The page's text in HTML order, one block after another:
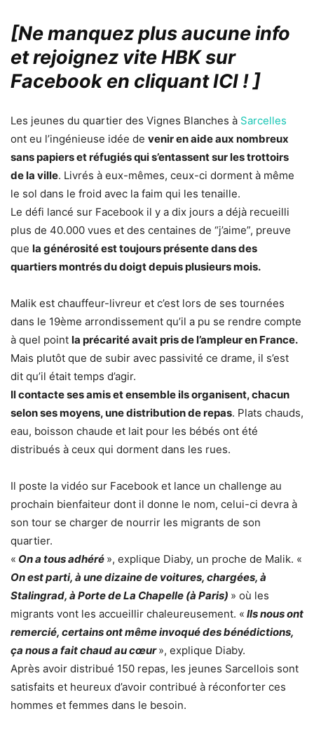
[Ne manquez plus aucune info
et rejoignez vite HBK sur
Facebook en cliquant ICI !]
Les jeunes du quartier des Vignes Blanches à Sarcelles
ont eu l’ingénieuse idée de venir en aide aux nombreux
sans papiers et réfugiés qui s’entassent sur les trottoirs
de la ville. Livrés à eux-mêmes, ceux-ci dorment à même
le sol dans le froid avec la faim qui les tenaille.
Le défi lancé sur Facebook il y a dix jours a déjà recueilli
plus de 40.000 vues et des centaines de “j’aime”, preuve
que la générosité est toujours présente dans des
quartiers montrés du doigt depuis plusieurs mois.
Malik est chauffeur-livreur et c’est lors de ses tournées
dans le 19ème arrondissement qu’il a pu se rendre compte
à quel point la précarité avait pris de l’ampleur en France.
Mais plutôt que de subir avec passivité ce drame, il s’est
dit qu’il était temps d’agir.
Il contacte ses amis et ensemble ils organisent, chacun
selon ses moyens, une distribution de repas. Plats chauds,
eau, boisson chaude et lait pour les bébés ont été
distribués à ceux qui dorment dans les rues.
Il poste la vidéo sur Facebook et lance un challenge au
prochain bienfaiteur dont il donne le nom, celui-ci devra à
son tour se charger de nourrir les migrants de son
quartier.
« On a tous adhéré », explique Diaby, un proche de Malik. «
On est parti, à une dizaine de voitures, chargées, à
Stalingrad, à Porte de La Chapelle (à Paris) » où les
migrants vont les accueillir chaleureusement. « Ils nous ont
remercié, certains ont même invoqué des bénédictions,
ça nous a fait chaud au cœur », explique Diaby.
Après avoir distribué 150 repas, les jeunes Sarcellois sont
satisfaits et heureux d’avoir contribué à réconforter ces
hommes et femmes dans le besoin.